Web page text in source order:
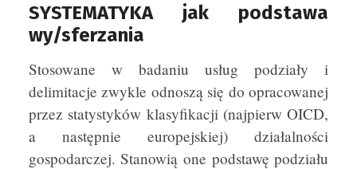
SYSTEMATYKA jak podstawa
wy/sferzania
Stosowane w badaniu usług podziały i
delimitacje zwykle odnoszą się do opracowanej
przez statystyków klasyfikacji (najpierw OICD,
a następnie europejskiej) działalności
gospodarczej. Stanowią one podstawę podziału